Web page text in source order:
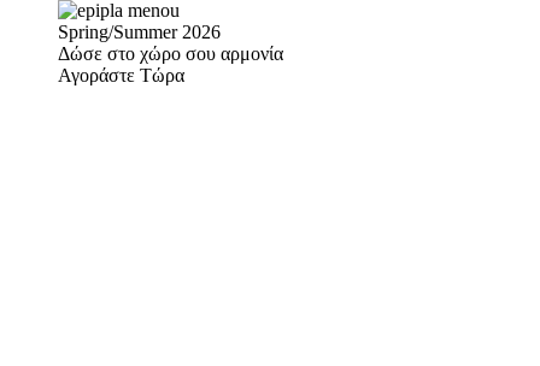
Spring/Summer 2026
Δώσε στο χώρο σου αρμονία
Αγοράστε Τώρα